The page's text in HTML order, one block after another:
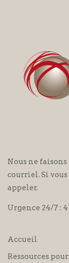
Nous ne
courriel. Si
appeler.
Urgence 24/7 :
Accueil
Ressources